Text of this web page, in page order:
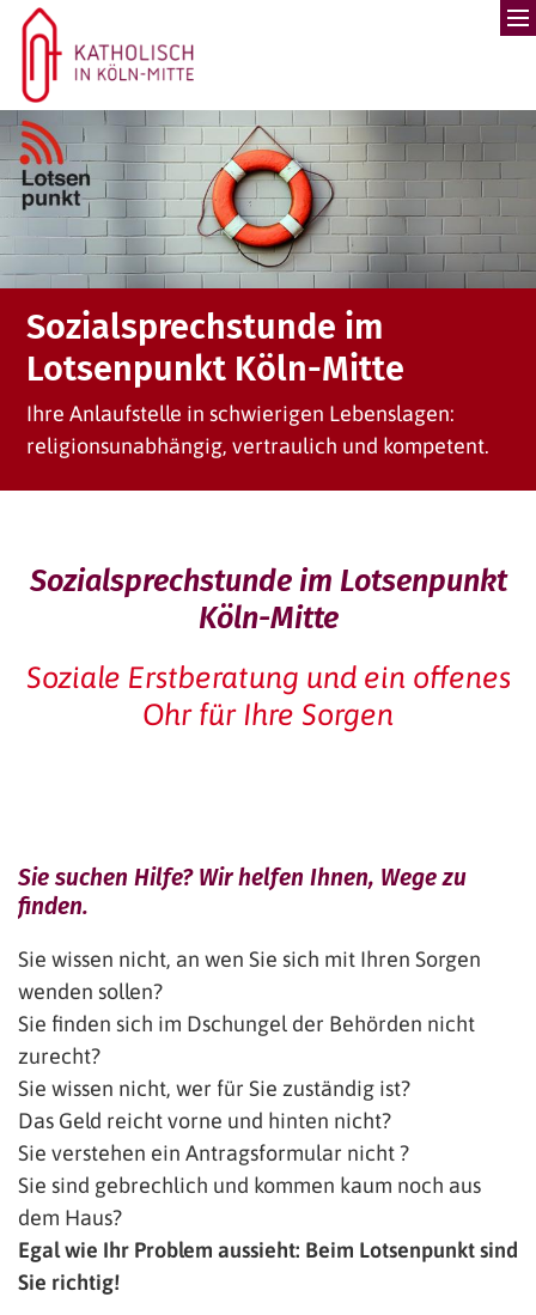
Zum Inhalt springen
Sozialsprechstunde im
Lotsenpunkt Köln-Mitte
Ihre Anlaufstelle in schwierigen Lebenslagen:
religionsunabhängig, vertraulich und kompetent.
Sozialsprechstunde im Lotsenpunkt
Köln-Mitte
Soziale Erstberatung und ein offenes
Ohr für Ihre Sorgen
Sie suchen Hilfe? Wir helfen Ihnen, Wege zu
finden.
Sie wissen nicht, an wen Sie sich mit Ihren Sorgen
wenden sollen?
Sie finden sich im Dschungel der Behörden nicht
zurecht?
Sie wissen nicht, wer für Sie zuständig ist?
Das Geld reicht vorne und hinten nicht?
Sie verstehen ein Antragsformular nicht ?
Sie sind gebrechlich und kommen kaum noch aus
dem Haus?
Egal wie Ihr Problem aussieht: Beim Lotsenpunkt sind
Sie richtig!